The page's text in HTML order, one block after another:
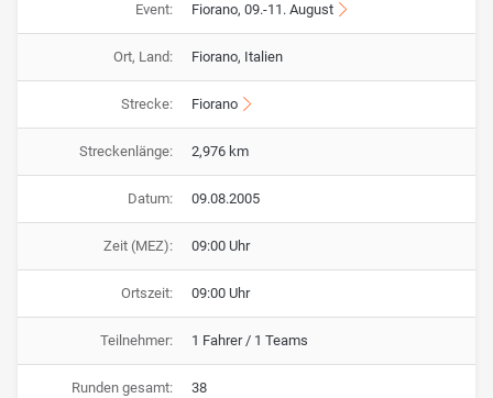
Event: Fiorano, 09.-11. August
Ort, Land: Fiorano, Italien
Strecke: Fiorano
Streckenlänge: 2,976 km
Datum: 09.08.2005
Zeit (MEZ): 09:00 Uhr
Ortszeit: 09:00 Uhr
Teilnehmer: 1 Fahrer / 1 Teams
Runden gesamt: 38